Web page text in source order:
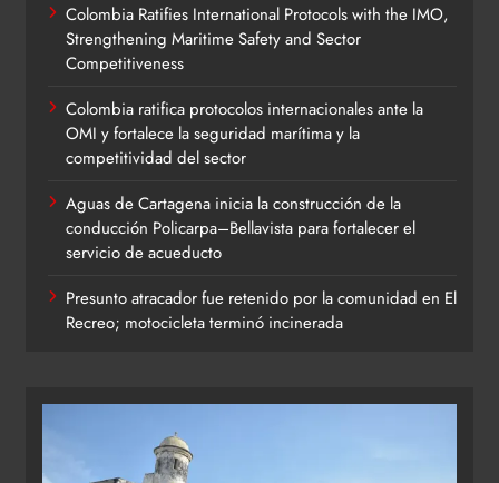
Colombia Ratifies International Protocols with the IMO,
Strengthening Maritime Safety and Sector
Competitiveness
Colombia ratifica protocolos internacionales ante la
OMI y fortalece la seguridad marítima y la
competitividad del sector
Aguas de Cartagena inicia la construcción de la
conducción Policarpa–Bellavista para fortalecer el
servicio de acueducto
Presunto atracador fue retenido por la comunidad en El
Recreo; motocicleta terminó incinerada